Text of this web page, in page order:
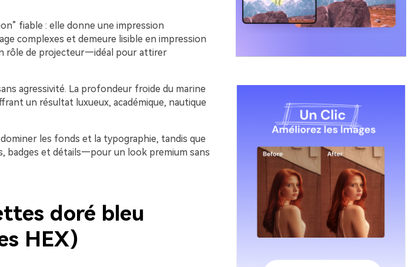
fiable : elle donne une impression
complexes et demeure lisible en impression
rôle de projecteur—idéal pour attirer
agressivité. La profondeur froide du marine
un résultat luxueux, académique, nautique
les fonds et la typographie, tandis que
badges et détails—pour un look premium sans
doré bleu
HEX)